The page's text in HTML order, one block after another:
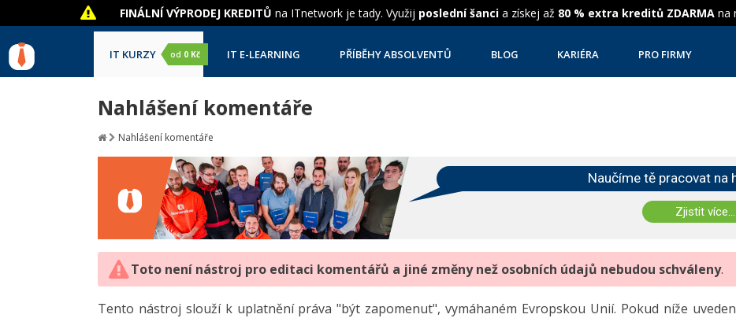
FINÁLNÍ VÝPRODEJ KREDITŮ na ITnetwork je tady. Využij poslední šanci a získej až 80 % extra kreditů ZDARMA na
IT KURZY od 0 Kč IT E-LEARNING PŘÍBĚHY ABSOLVENTŮ BLOG KARIÉRA PRO FIRMY
Nahlášení komentáře
Nahlášení komentáře
Naučíme tě pracovat na
Zjistit více...
Toto není nástroj pro editaci komentářů a jiné změny než osobních údajů nebudou schváleny.
Tento nástroj slouží k uplatnění práva "být zapomenut", vymáhaném Evropskou Unií. Pokud níže